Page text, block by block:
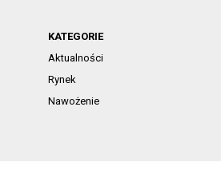
KATEGORIE
Aktualności
Rynek
Nawożenie